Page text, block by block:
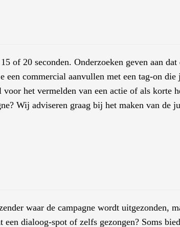
of 20 seconden. Onderzoeken geven aan
een commercial aanvullen met een tag-on
het vermelden van een actie of als korte
Wij adviseren graag bij het maken van de
waar de campagne wordt uitgezonden,
dialoog-spot of zelfs gezongen? Soms